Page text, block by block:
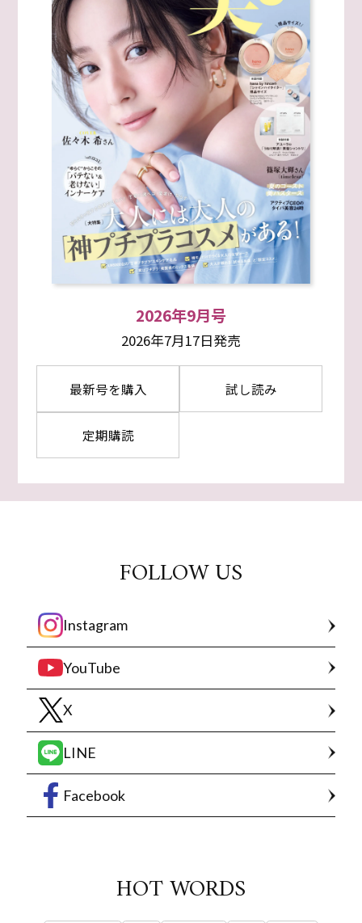
2026年9月号
2026年7月17日発売
最新号を購入 試し読み
定期購読
FOLLOW US
Instagram
YouTube
X
LINE
Facebook
HOT WORDS